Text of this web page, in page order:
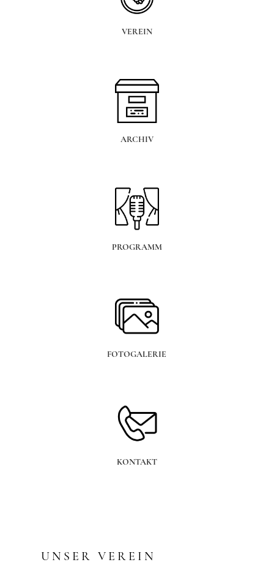
VEREIN
ARCHIV
PROGRAMM
FOTOGALERIE
KONTAKT
UNSER VEREIN